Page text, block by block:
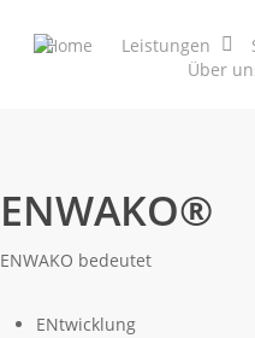
Home Leistungen
Über
ENWAKO®
ENWAKO bedeutet
ENtwicklung